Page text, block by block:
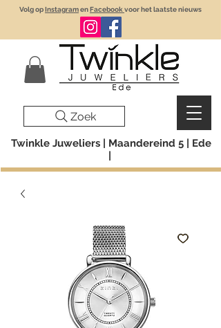
Twinkle Juweliers | Maandereind 5 | Ede
Volg opInstagramenFacebook voor het laatste nieuws
Zoek